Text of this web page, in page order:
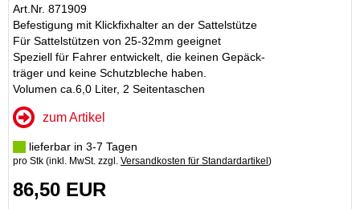
Art.Nr. 871909
Befestigung mit Klickfixhalter an der Sattelstütze
Für Sattelstützen von 25-32mm geeignet
Speziell für Fahrer entwickelt, die keinen Gepäck-
träger und keine Schutzbleche haben.
Volumen ca.6,0 Liter, 2 Seitentaschen
zum Artikel
lieferbar in 3-7 Tagen
pro Stk (inkl. MwSt. zzgl. Versandkosten für Standardartikel)
86,50 EUR